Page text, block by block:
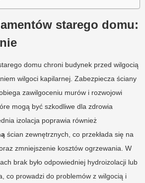
starego domu:
domu chroni budynek przed wilgocią
wilgoci kapilarnej. Zabezpiecza ściany
zawilgoceniu murów i rozwojowi
mogą być szkodliwe dla zdrowia
izolacja poprawia również
ścian zewnętrznych, co przekłada się na
zmniejszenie kosztów ogrzewania. W
brak było odpowiedniej hydroizolacji lub
co prowadzi do problemów z wilgocią i